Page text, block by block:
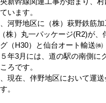
います。
河野地区に（株）萩野鉄筋加
株）丸一パッケージ(R2)が、
（H30）と仙台オート輸送㈱
年3月には、道の駅の南側に
ろです。
現在、伴野地区において運
。